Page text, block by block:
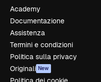
Academy
Documentazione
Assistenza
Termini e condizioni
Politica sulla privacy
Originali New